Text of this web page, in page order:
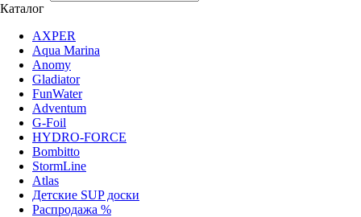
Каталог
AXPER
Aqua Marina
Anomy
Gladiator
FunWater
Adventum
G-Foil
HYDRO-FORCE
Bombitto
StormLine
Atlas
Детские SUP доски
Распродажа %